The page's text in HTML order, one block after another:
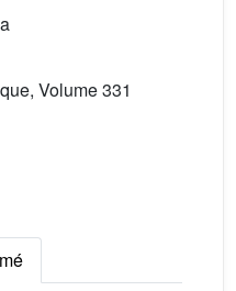
Volume 331